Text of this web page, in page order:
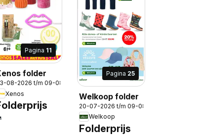
Pagina 11
folder
08-2026 t/m 09-08-2026
Xenos
Pagina 25
Welkoop folder
20-07-2026 t/m 09-08-2026
Welkoop
Folderprijs